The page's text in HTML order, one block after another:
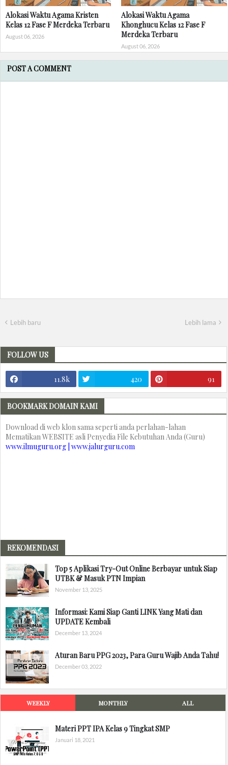
Alokasi Waktu Agama Kristen
Kelas 12 Fase F Merdeka Terbaru
August 06, 2026
Alokasi Waktu Agama
Khonghucu Kelas 12 Fase F
Merdeka Terbaru
August 06, 2026
POST A COMMENT
Lebih baru Lebih lama
FOLLOW US
11.8k 420 91
BOOKMARK DOMAIN KAMI
Download di web klon sama seperti anda perlahan-lahan
Mematikan WEBSITE asli Penyedia File Kebutuhan Anda (Guru)
www.ilmuguru.org | www.jalurguru.com
REKOMENDASI
Top 5 Aplikasi Try-Out Online Berbayar untuk Siap
UTBK & Masuk PTN Impian
November 13, 2025
Informasi: Kami Siap Ganti LINK Yang Mati dan
UPDATE Kembali
December 13, 2024
Aturan Baru PPG 2023, Para Guru Wajib Anda Tahu!
December 03, 2022
WEEKLY MONTHLY ALL
Materi PPT IPA Kelas 9 Tingkat SMP
Januari 18, 2021